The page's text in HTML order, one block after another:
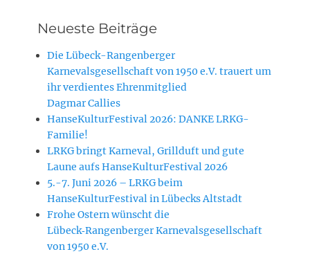
Neueste Beiträge
Die Lübeck-Rangenberger
Karnevalsgesellschaft von 1950 e.V. trauert um
ihr verdientes Ehrenmitglied
Dagmar Callies
HanseKulturFestival 2026: DANKE LRKG-
Familie!
LRKG bringt Karneval, Grillduft und gute
Laune aufs HanseKulturFestival 2026
5.-7. Juni 2026 – LRKG beim
HanseKulturFestival in Lübecks Altstadt
Frohe Ostern wünscht die
Lübeck‑Rangenberger Karnevalsgesellschaft
von 1950 e.V.